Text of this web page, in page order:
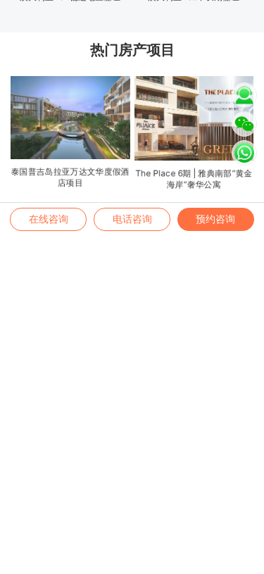
热门房产项目
泰国普吉岛拉亚万达文华度假酒
店项目
The Place 6期 | 雅典南部“黄金
海岸”奢华公寓
在线咨询 电话咨询 预约咨询